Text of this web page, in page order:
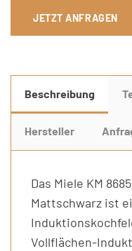
JETZT ANFRAGEN
Beschreibung
Hersteller
Das Miele KM
Mattschwarz ist
Vollflächen-